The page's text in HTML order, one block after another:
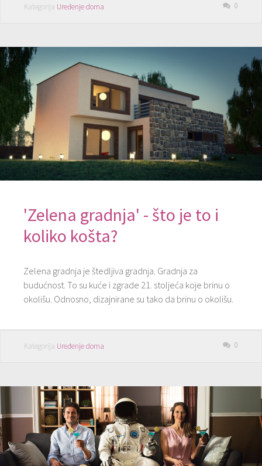
Kategorija Uređenje doma 0
'Zelena gradnja' - što je to i
koliko košta?
Zelena gradnja je štedljiva gradnja. Gradnja za
budućnost. To su kuće i zgrade 21. stoljeća koje brinu o
okolišu. Odnosno, dizajnirane su tako da brinu o okolišu.
Kategorija Uređenje doma 0